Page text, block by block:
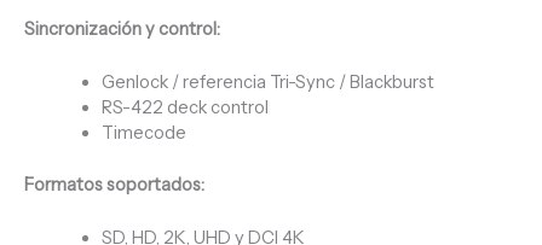
Sincronización y control:
Genlock / referencia Tri-Sync / Blackburst
RS-422 deck control
Timecode
Formatos soportados:
SD, HD, 2K, UHD y DCI 4K